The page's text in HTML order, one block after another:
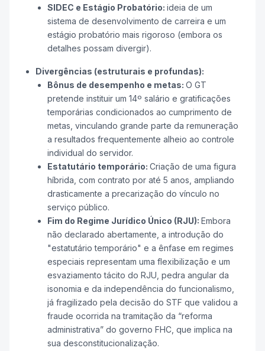
SIDEC e Estágio Probatório: ideia de um
sistema de desenvolvimento de carreira e um
estágio probatório mais rigoroso (embora os
detalhes possam divergir).
Divergências (estruturais e profundas):
Bônus de desempenho e metas: O GT
pretende instituir um 14º salário e gratificações
temporárias condicionados ao cumprimento de
metas, vinculando grande parte da remuneração
a resultados frequentemente alheio ao controle
individual do servidor.
Estatutário temporário: Criação de uma figura
híbrida, com contrato por até 5 anos, ampliando
drasticamente a precarização do vínculo no
serviço público.
Fim do Regime Jurídico Único (RJU): Embora
não declarado abertamente, a introdução do
"estatutário temporário" e a ênfase em regimes
especiais representam uma flexibilização e um
esvaziamento tácito do RJU, pedra angular da
isonomia e da independência do funcionalismo,
já fragilizado pela decisão do STF que validou a
fraude ocorrida na tramitação da “reforma
administrativa” do governo FHC, que implica na
sua desconstitucionalização.